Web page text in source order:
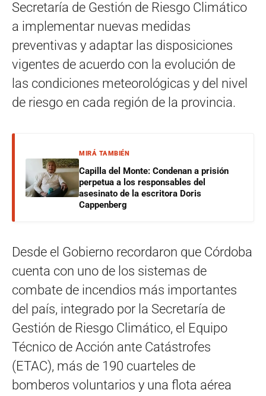
Secretaría de Gestión de Riesgo Climático
a implementar nuevas medidas
preventivas y adaptar las disposiciones
vigentes de acuerdo con la evolución de
las condiciones meteorológicas y del nivel
de riesgo en cada región de la provincia.
MIRÁ TAMBIÉN
Capilla del Monte: Condenan a prisión
perpetua a los responsables del
asesinato de la escritora Doris
Cappenberg
Desde el Gobierno recordaron que Córdoba
cuenta con uno de los sistemas de
combate de incendios más importantes
del país, integrado por la Secretaría de
Gestión de Riesgo Climático, el Equipo
Técnico de Acción ante Catástrofes
(ETAC), más de 190 cuarteles de
bomberos voluntarios y una flota aérea